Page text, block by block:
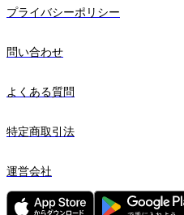
プライバシーポリシー
問い合わせ
よくある質問
特定商取引法
運営会社